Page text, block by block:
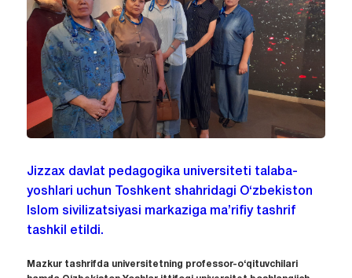
Jizzax davlat pedagogika universiteti talaba-
yoshlari uchun Toshkent shahridagi O‘zbekiston
Islom sivilizatsiyasi markaziga ma’rifiy tashrif
tashkil etildi.
Mazkur tashrifda universitetning professor-o‘qituvchilari